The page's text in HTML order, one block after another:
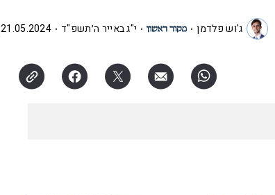
ג'וש פלדמן י"ג באייר ה׳תשפ"ד 21.05.2024 | 14:17